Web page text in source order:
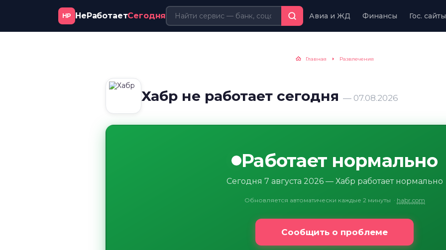
НР НеРаботаетСегодня Авиа и ЖД Финансы Гос. сайты
Главная Развлечения
Хабр не работает сегодня — 07.08.2026
Работает нормально
Сегодня 7 августа 2026 — Хабр работает нормально
Обновляется автоматически каждые 2 минуты · habr.com
Сообщить о проблеме